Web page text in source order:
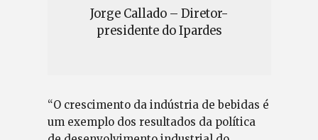
Jorge Callado – Diretor-
presidente do Ipardes
“O crescimento da indústria de bebidas é
um exemplo dos resultados da política